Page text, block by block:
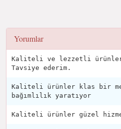
Yorumlar
Kaliteli ve lezzetli
Tavsiye ederim.
Kaliteli ürünler klas bir
bağımlılık yaratıyor
Kaliteli ürünler güzel